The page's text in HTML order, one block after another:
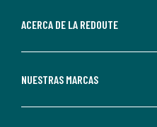
ACERCA DE LA REDOUTE
NUESTRAS MARCAS